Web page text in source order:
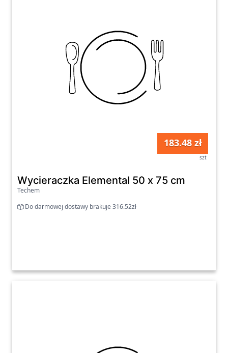
183.48 zł
szt
Wycieraczka Elemental 50 x 75 cm
Techem
Do darmowej dostawy brakuje 316.52zł